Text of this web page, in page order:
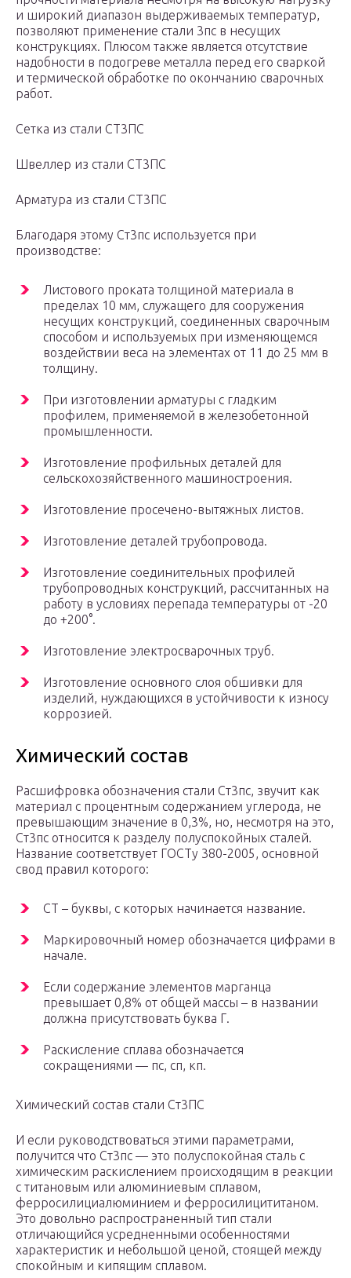
и широкий диапазон выдерживаемых температур,
позволяют применение стали 3пс в несущих
конструкциях. Плюсом также является отсутствие
надобности в подогреве металла перед его сваркой
и термической обработке по окончанию сварочных
работ.
Сетка из стали СТ3ПС
Швеллер из стали СТ3ПС
Арматура из стали СТ3ПС
Благодаря этому Ст3пс используется при
производстве:
Листового проката толщиной материала в
пределах 10 мм, служащего для сооружения
несущих конструкций, соединенных сварочным
способом и используемых при изменяющемся
воздействии веса на элементах от 11 до 25 мм в
толщину.
При изготовлении арматуры с гладким
профилем, применяемой в железобетонной
промышленности.
Изготовление профильных деталей для
сельскохозяйственного машиностроения.
Изготовление просечено-вытяжных листов.
Изготовление деталей трубопровода.
Изготовление соединительных профилей
трубопроводных конструкций, рассчитанных на
работу в условиях перепада температуры от -20
до +200°.
Изготовление электросварочных труб.
Изготовление основного слоя обшивки для
изделий, нуждающихся в устойчивости к износу
коррозией.
Химический состав
Расшифровка обозначения стали Ст3пс, звучит как
материал с процентным содержанием углерода, не
превышающим значение в 0,3%, но, несмотря на это,
Ст3пс относится к разделу полуспокойных сталей.
Название соответствует ГОСТу 380-2005, основной
свод правил которого:
СТ – буквы, с которых начинается название.
Маркировочный номер обозначается цифрами в
начале.
Если содержание элементов марганца
превышает 0,8% от общей массы – в названии
должна присутствовать буква Г.
Раскисление сплава обозначается
сокращениями — пс, сп, кп.
Химический состав стали Ст3ПС
И если руководствоваться этими параметрами,
получится что Ст3пс — это полуспокойная сталь с
химическим раскислением происходящим в реакции
с титановым или алюминиевым сплавом,
ферросилициалюминием и ферросилицититаном.
Это довольно распространенный тип стали
отличающийся усредненными особенностями
характеристик и небольшой ценой, стоящей между
спокойным и кипящим сплавом.